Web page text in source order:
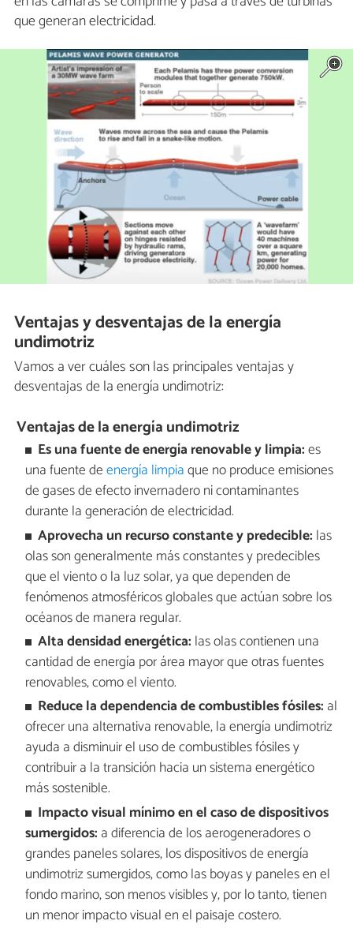
que generan electricidad.
Ventajas y desventajas de la energía
undimotriz
Vamos a ver cuáles son las principales ventajas y
desventajas de la energía undimotriz:
Ventajas de la energía undimotriz
Es una fuente de energía renovable y limpia:es
una fuente deenergía limpiaque no produce emisiones
de gases de efecto invernadero ni contaminantes
durante la generación de electricidad.
Aprovecha un recurso constante y predecible: las
olas son generalmente más constantes y predecibles
que el viento o la luz solar, ya que dependen de
fenómenos atmosféricos globales que actúan sobre los
océanos de manera regular.
Alta densidad energética: las olas contienen una
cantidad de energía por área mayor que otras fuentes
renovables, como el viento.
Reduce la dependencia de combustibles fósiles: al
ofrecer una alternativa renovable, la energía undimotriz
ayuda a disminuir el uso de combustibles fósiles y
contribuir a la transición hacia un sistema energético
más sostenible.
Impacto visual mínimo en el caso de dispositivos
sumergidos: a diferencia de los aerogeneradores o
grandes paneles solares, los dispositivos de energía
undimotriz sumergidos, como las boyas y paneles en el
fondo marino, son menos visibles y, por lo tanto, tienen
un menor impacto visual en el paisaje costero.